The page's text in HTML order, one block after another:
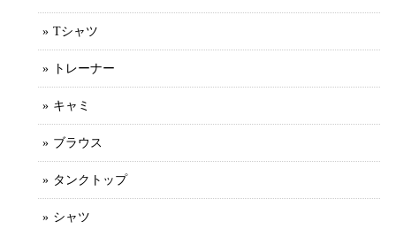
Tシャツ
トレーナー
キャミ
ブラウス
タンクトップ
シャツ